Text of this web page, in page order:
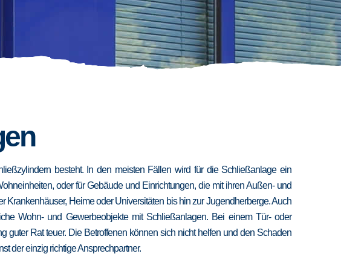
besteht. In den meisten Fällen wird für die Schließanlage ein
oder für Gebäude und Einrichtungen, die mit ihren Außen- und
Heime oder Universitäten bis hin zur Jugendherberge. Auch
Wohn- und Gewerbeobjekte mit Schließanlagen. Bei einem Tür- oder
Rat teuer. Die Betroffenen können sich nicht helfen und den Schaden
der einzig richtige Ansprechpartner.